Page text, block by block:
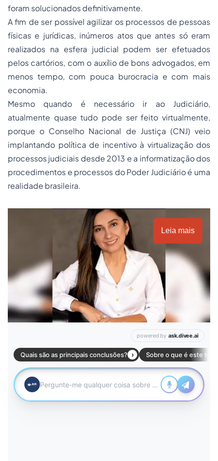
foram solucionados definitivamente.
A fim de ser possível agilizar os processos de pessoas
físicas e jurídicas, inúmeros atos que antes só eram
realizados na esfera judicial podem ser efetuados
pelos cartórios, com o auxílio de bons advogados, em
menos tempo, com pouca burocracia e com mais
economia.
Mesmo quando é necessário ir ao Judiciário,
atualmente quase tudo pode ser feito virtualmente,
porque o Conselho Nacional de Justiça (CNJ) veio
implantando política de incentivo à virtualização dos
processos judiciais desde 2013 e a informatização dos
procedimentos e processos do Poder Judiciário é uma
realidade brasileira.
Leia mais